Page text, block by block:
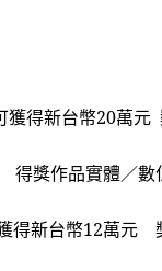
新台幣20萬元
得獎作品實體／數
新台幣12萬元